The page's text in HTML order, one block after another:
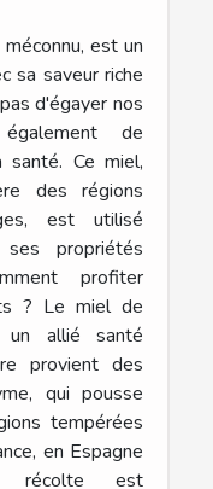
est un
sa saveur riche
d'égayer nos
de
Ce miel,
des régions
est utilisé
propriétés
profiter
? Le miel de
allié santé
provient des
qui pousse
tempérées
en Espagne
est